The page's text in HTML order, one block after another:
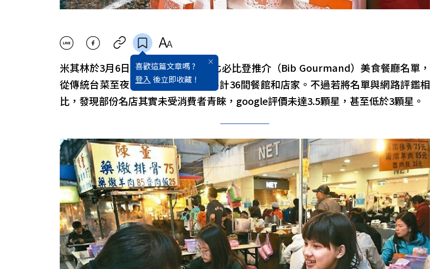
喜歡這篇文章嗎 ?
登入 後立即收藏 !
米其林於3月6日先行公佈2018年台北必比登推介（Bib Gourmand）美食餐廳名單，
從傳統台菜至夜市小吃均有入圍，共計36間餐館和店家。不過若將名單與網路評鑑相
比，發現部份名店其實未受消費者青睞，google評價未達3.5顆星，甚至低於3顆星。